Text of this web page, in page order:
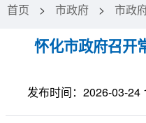
首页 > 市政府 > 市政
怀化市政府召开
发布时间：2026-03-24